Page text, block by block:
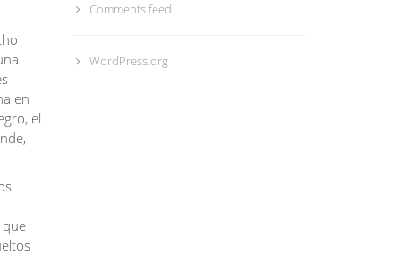
en
el
que
Comments feed
WordPress.org